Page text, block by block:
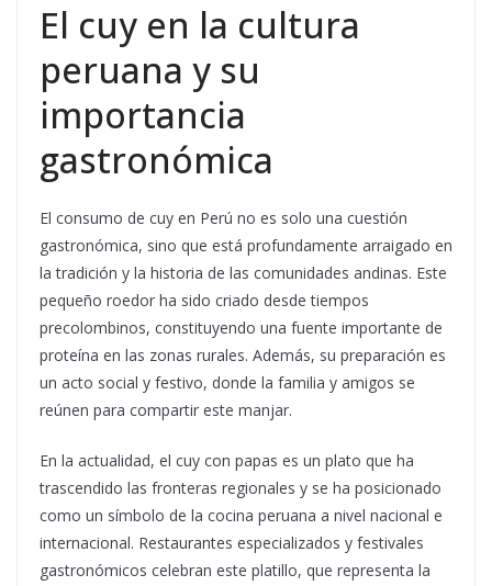
El cuy en la cultura
peruana y su
importancia
gastronómica
El consumo de cuy en Perú no es solo una cuestión
gastronómica, sino que está profundamente arraigado en
la tradición y la historia de las comunidades andinas. Este
pequeño roedor ha sido criado desde tiempos
precolombinos, constituyendo una fuente importante de
proteína en las zonas rurales. Además, su preparación es
un acto social y festivo, donde la familia y amigos se
reúnen para compartir este manjar.
En la actualidad, el cuy con papas es un plato que ha
trascendido las fronteras regionales y se ha posicionado
como un símbolo de la cocina peruana a nivel nacional e
internacional. Restaurantes especializados y festivales
gastronómicos celebran este platillo, que representa la